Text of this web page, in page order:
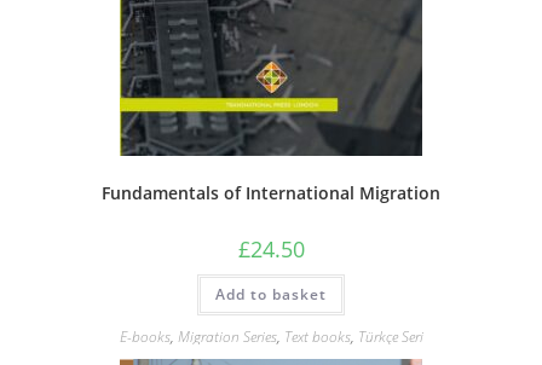
Fundamentals of International Migration
£24.50
Add to basket
E-books, Migration Series, Text books, Türkçe Seri